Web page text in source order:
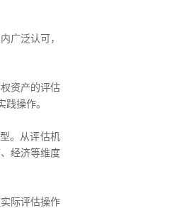
广泛认可，
资产的评估
操作。
。从评估机
经济等维度
际评估操作